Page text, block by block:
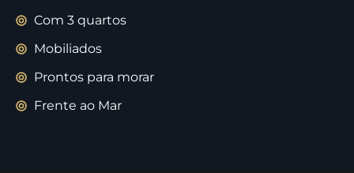
Com 3 quartos
Mobiliados
Prontos para morar
Frente ao Mar